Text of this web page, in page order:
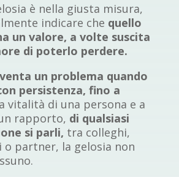
è nella giusta misura,
indicare che quello
un valore, a volte suscita
di poterlo perdere.
un problema quando
persistenza, fino a
vitalità di una persona e a
rapporto, di qualsiasi
si parli, tra colleghi,
partner, la gelosia non